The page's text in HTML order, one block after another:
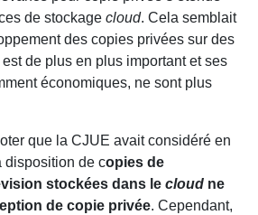
de stockage cloud. Cela semblait
des copies privées sur des
de plus en plus important et ses
économiques, ne sont plus
que la CJUE avait considéré en
disposition de copies de
stockées dans le cloud ne
de copie privée. Cependant,